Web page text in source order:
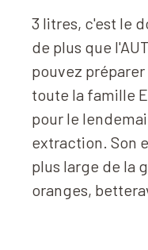
3 litres, c'est le
de plus que
pouvez
toute la famille
pour le
extraction. Son
plus large de la
oranges,